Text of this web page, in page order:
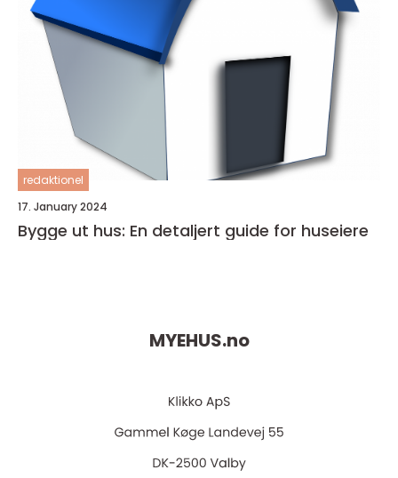
redaktionel
17. January 2024
Bygge ut hus: En detaljert guide for huseiere
MYEHUS.no